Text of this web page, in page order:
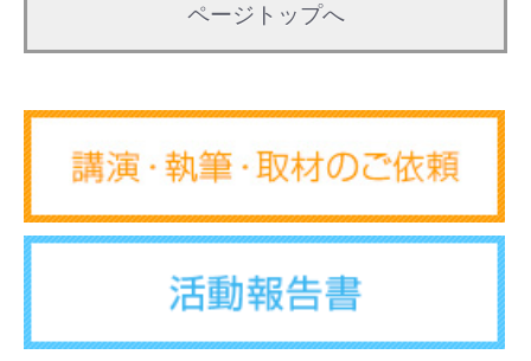
ページトップへ